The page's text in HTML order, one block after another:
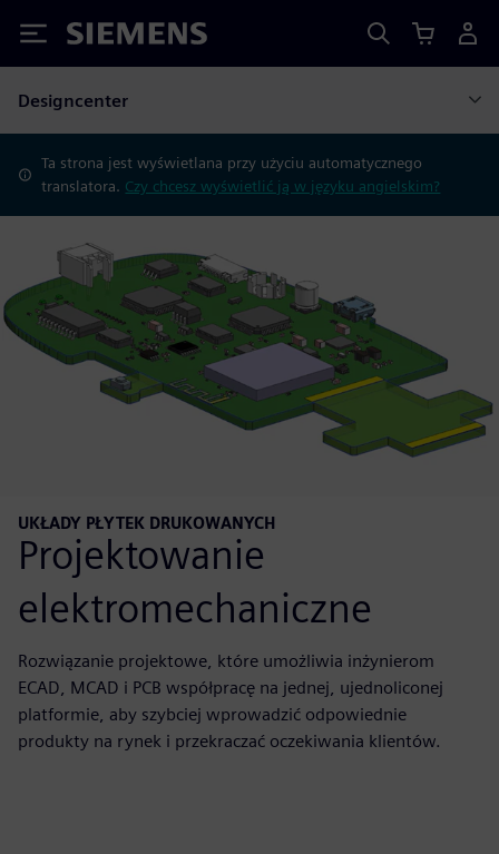
Siemens
Designcenter
Ta strona jest wyświetlana przy użyciu automatycznego
translatora. Czy chcesz wyświetlić ją w języku angielskim?
UKŁADY PŁYTEK DRUKOWANYCH
Projektowanie
elektromechaniczne
Rozwiązanie projektowe, które umożliwia inżynierom
ECAD, MCAD i PCB współpracę na jednej, ujednoliconej
platformie, aby szybciej wprowadzić odpowiednie
produkty na rynek i przekraczać oczekiwania klientów.